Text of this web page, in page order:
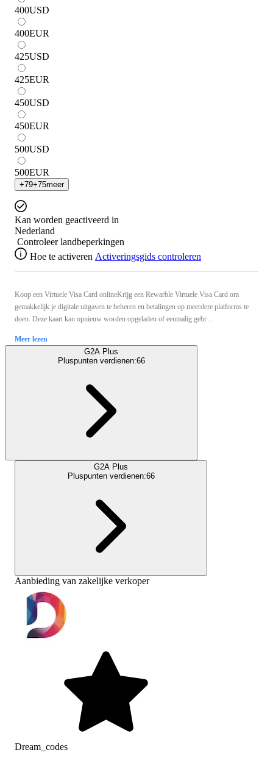
400USD
400EUR
425USD
425EUR
450USD
450EUR
500USD
500EUR
+79+75meer
Kan worden geactiveerd in
Nederland
Controleer landbeperkingen
Hoe te activeren Activeringsgids controleren
Koop een Virtuele Visa Card onlineKrijg een Rewarble Virtuele Visa Card om
gemakkelijk je digitale uitgaven te beheren en betalingen op meerdere platforms te
doen. Deze kaart kan opnieuw worden opgeladen of eenmalig gebr ...
Meer lezen
G2A Plus
Pluspunten verdienen:66
G2A Plus
Pluspunten verdienen:66
Aanbieding van zakelijke verkoper
Dream_codes